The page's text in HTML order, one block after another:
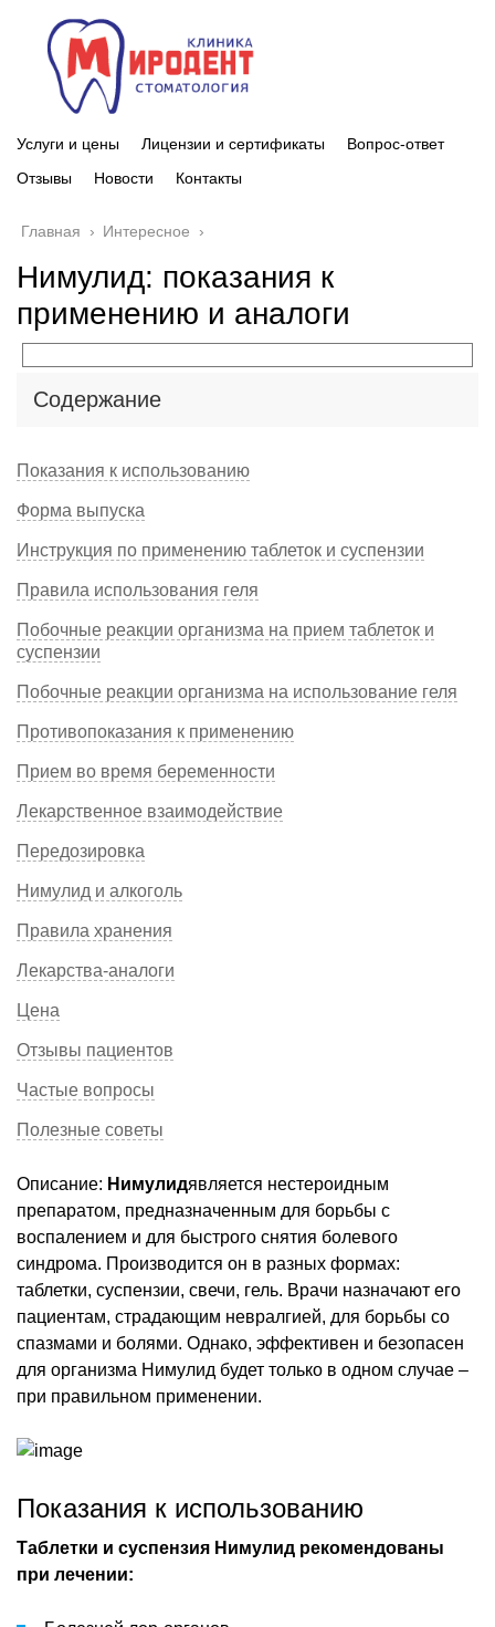
Услуги и цены Лицензии и сертификаты
Вопрос-ответ
Отзывы
Новости Контакты
Главная › Интересное ›
Нимулид: показания к
применению и аналоги
Содержание
Показания к использованию
Форма выпуска
Инструкция по применению таблеток и суспензии
Правила использования геля
Побочные реакции организма на прием таблеток и
суспензии
Побочные реакции организма на использование геля
Противопоказания к применению
Прием во время беременности
Лекарственное взаимодействие
Передозировка
Нимулид и алкоголь
Правила хранения
Лекарства-аналоги
Цена
Отзывы пациентов
Частые вопросы
Полезные советы
Описание: Нимулидявляется нестероидным
препаратом, предназначенным для борьбы с
воспалением и для быстрого снятия болевого
синдрома. Производится он в разных формах:
таблетки, суспензии, свечи, гель. Врачи назначают его
пациентам, страдающим невралгией, для борьбы со
спазмами и болями. Однако, эффективен и безопасен
для организма Нимулид будет только в одном случае –
при правильном применении.
Показания к использованию
Таблетки и суспензия Нимулид рекомендованы
при лечении: